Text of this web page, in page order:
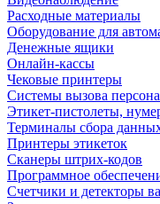
Расходные материалы
Оборудование для
Денежные ящики
Онлайн-кассы
Чековые принтеры
Системы вызова
Этикет-пистолеты,
Терминалы сбора
Принтеры этикеток
Сканеры штрих-кодов
Программное
Счетчики и детекторы